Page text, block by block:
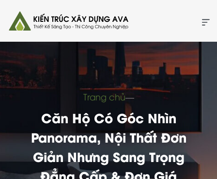
Trang chủ―
Căn Hộ Có Góc Nhìn
Panorama, Nội Thất Đơn
Giản Nhưng Sang Trọng